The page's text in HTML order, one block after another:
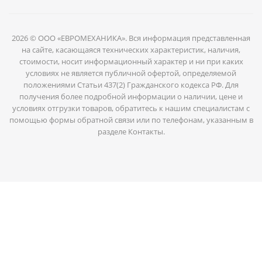
2026 © ООО «ЕВРОМЕХАНИКА». Вся информация представленная
на сайте, касающаяся технических характеристик, наличия,
стоимости, носит информационный характер и ни при каких
условиях не является публичной офертой, определяемой
положениями Статьи 437(2) Гражданского кодекса РФ. Для
получения более подробной информации о наличии, цене и
условиях отгрузки товаров, обратитесь к нашим специалистам с
помощью формы обратной связи или по телефонам, указанным в
разделе Контакты.